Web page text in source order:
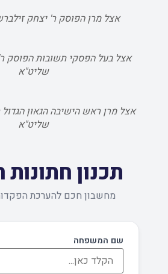
אצל מרן הפוסק ר' יצחק
אצל בעל הפסקי תשובות הפוסק
שליט"א
אצל מרן ראש הישיבה הגאון הגדול
שליט"א
תכנון חתונות
מחשבון חכם להערכת
שם המשפחה